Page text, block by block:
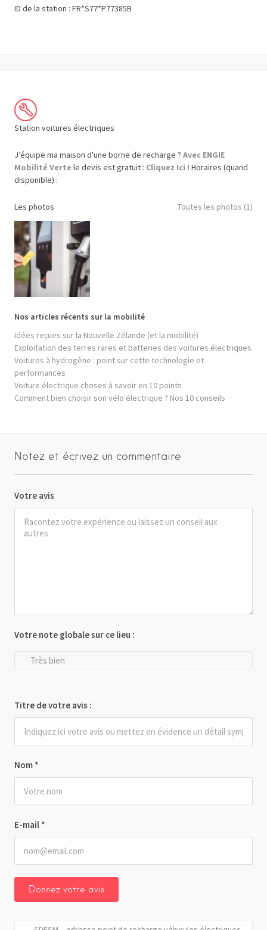
ID de la station : FR*S77*P77385B
Station voitures électriques
J’équipe ma maison d'une borne de recharge ? Avec ENGIE
Mobilité Verte le devis est gratuit : Cliquez Ici ! Horaires (quand
disponible) :
Les photos Toutes les photos (1)
Nos articles récents sur la mobilité
Idées reçues sur la Nouvelle Zélande (et la mobilité)
Exploitation des terres rares et batteries des voitures électriques
Voitures à hydrogène : point sur cette technologie et
performances
Voiture électrique choses à savoir en 10 points
Comment bien choisir son vélo électrique ? Nos 10 conseils
Notez et écrivez un commentaire
Votre avis
Nom *
E-mail *
Votre note globale sur ce lieu :
Très bien
Titre de votre avis :